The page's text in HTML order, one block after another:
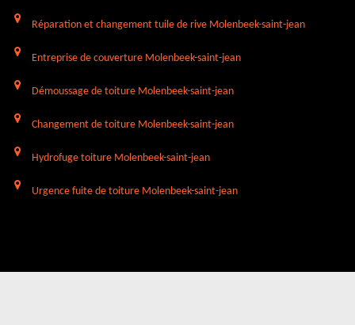
Réparation et changement tuile de rive Molenbeek-saint-jean
Entreprise de couverture Molenbeek-saint-jean
Démoussage de toiture Molenbeek-saint-jean
Changement de toiture Molenbeek-saint-jean
Hydrofuge toiture Molenbeek-saint-jean
Urgence fuite de toiture Molenbeek-saint-jean